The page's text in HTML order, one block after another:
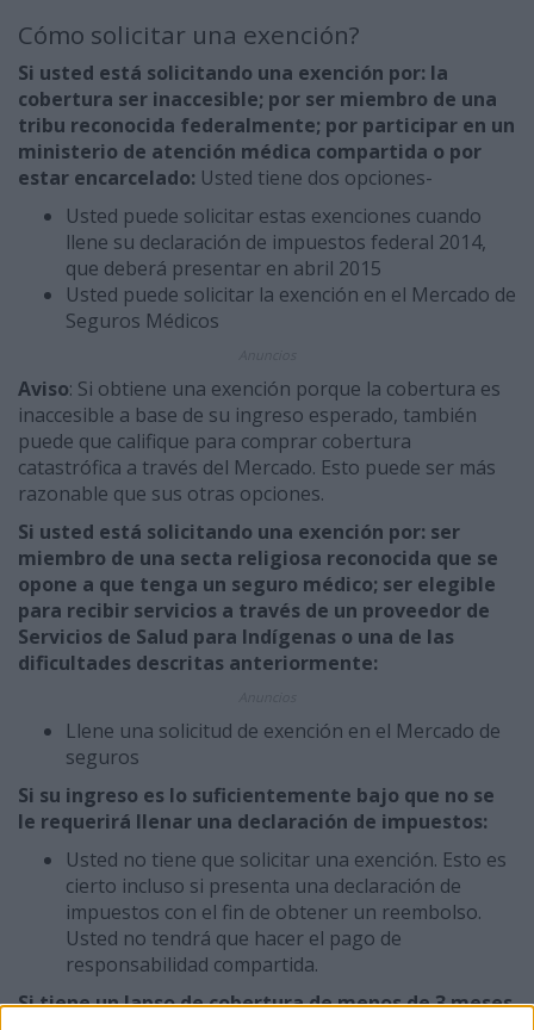
Cómo solicitar una exención?
Si usted está solicitando una exención por: la
cobertura ser inaccesible; por ser miembro de una
tribu reconocida federalmente; por participar en un
ministerio de atención médica compartida o por
estar encarcelado: Usted tiene dos opciones-
Usted puede solicitar estas exenciones cuando
llene su declaración de impuestos federal 2014,
que deberá presentar en abril 2015
Usted puede solicitar la exención en el Mercado de
Seguros Médicos
Aviso: Si obtiene una exención porque la cobertura es
inaccesible a base de su ingreso esperado, también
puede que califique para comprar cobertura
catastrófica a través del Mercado. Esto puede ser más
razonable que sus otras opciones.
Si usted está solicitando una exención por: ser
miembro de una secta religiosa reconocida que se
opone a que tenga un seguro médico; ser elegible
para recibir servicios a través de un proveedor de
Servicios de Salud para Indígenas o una de las
dificultades descritas anteriormente:
Llene una solicitud de exención en el Mercado de
seguros
Si su ingreso es lo suficientemente bajo que no se
le requerirá llenar una declaración de impuestos:
Usted no tiene que solicitar una exención. Esto es
cierto incluso si presenta una declaración de
impuestos con el fin de obtener un reembolso.
Usted no tendrá que hacer el pago de
responsabilidad compartida.
Si tiene un lapso de cobertura de menos de 3 meses